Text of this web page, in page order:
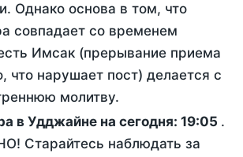
Однако основа в том, что
совпадает со временем
Имсак (прерывание приема
что нарушает пост) делается с
молитву.
в Удджайне на сегодня: 19:05 .
Старайтесь наблюдать за